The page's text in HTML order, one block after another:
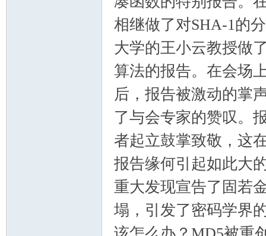
相继做了对SHA-1的
大学的王小云教授做
算法的报告。在会场
后，报告被激动的掌
了与会专家的赞叹。
者起立鼓掌致敬，这
报告缘何引起如此大
重大发现宣告了固若
塌，引发了密码学界